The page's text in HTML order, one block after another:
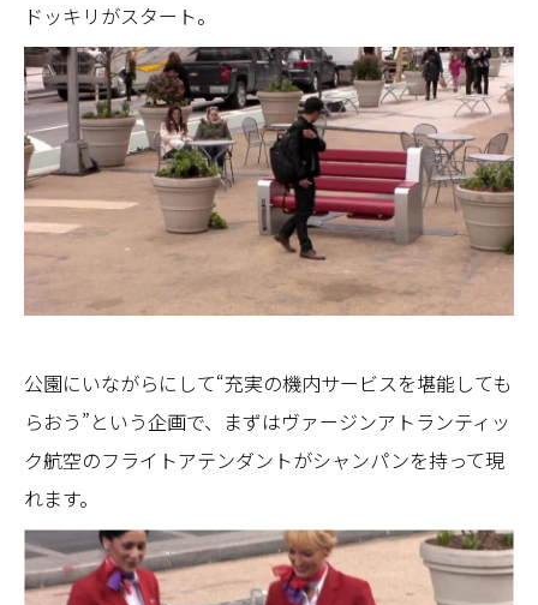
ドッキリがスタート。
公園にいながらにして“充実の機内サービスを堪能しても
らおう”という企画で、まずはヴァージンアトランティッ
ク航空のフライトアテンダントがシャンパンを持って現
れます。